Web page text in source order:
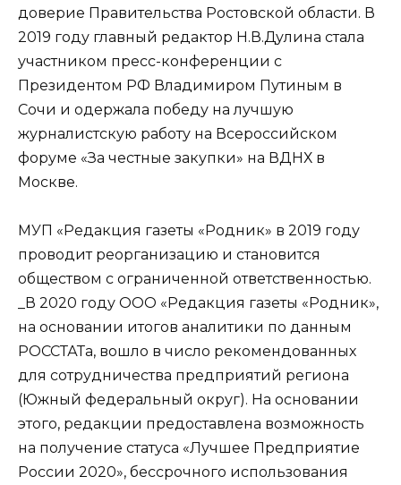
доверие Правительства Ростовской области. В
2019 году главный редактор Н.В.Дулина стала
участником пресс-конференции с
Президентом РФ Владимиром Путиным в
Сочи и одержала победу на лучшую
журналистскую работу на Всероссийском
форуме «За честные закупки» на ВДНХ в
Москве.
МУП «Редакция газеты «Родник» в 2019 году
проводит реорганизацию и становится
обществом с ограниченной ответственностью.
_В 2020 году ООО «Редакция газеты «Родник»,
на основании итогов аналитики по данным
РОССТАТа, вошло в число рекомендованных
для сотрудничества предприятий региона
(Южный федеральный округ). На основании
этого, редакции предоставлена возможность
на получение статуса «Лучшее Предприятие
России 2020», бессрочного использования